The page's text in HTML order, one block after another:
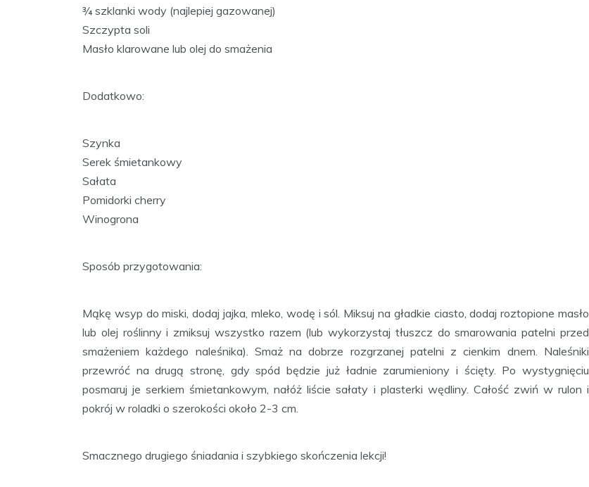
¾ szklanki wody (najlepiej gazowanej)
Szczypta soli
Masło klarowane lub olej do smażenia
Dodatkowo:
Szynka
Serek śmietankowy
Sałata
Pomidorki cherry
Winogrona
Sposób przygotowania:
Mąkę wsyp do miski, dodaj jajka, mleko, wodę i sól. Miksuj na gładkie ciasto, dodaj roztopione masło
lub olej roślinny i zmiksuj wszystko razem (lub wykorzystaj tłuszcz do smarowania patelni przed
smażeniem każdego naleśnika). Smaż na dobrze rozgrzanej patelni z cienkim dnem. Naleśniki
przewróć na drugą stronę, gdy spód będzie już ładnie zarumieniony i ścięty. Po wystygnięciu
posmaruj je serkiem śmietankowym, nałóż liście sałaty i plasterki wędliny. Całość zwiń w rulon i
pokrój w roladki o szerokości około 2-3 cm.
Smacznego drugiego śniadania i szybkiego skończenia lekcji!